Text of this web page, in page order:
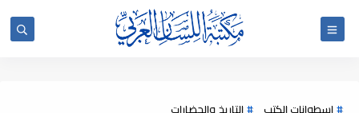
اسطوانات الكتب التاريخ والحضارات